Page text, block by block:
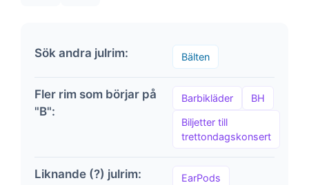
Sök andra julrim: Bälten
Fler rim som börjar på
"B":
Barbikläder BH
Biljetter till
trettondagskonsert
Liknande (?) julrim: EarPods